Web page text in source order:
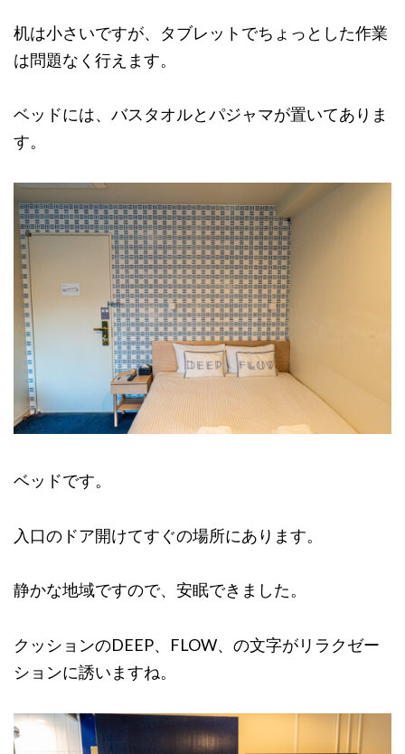
机は小さいですが、タブレットでちょっとした作業
は問題なく行えます。
ベッドには、バスタオルとパジャマが置いてありま
す。
ベッドです。
入口のドア開けてすぐの場所にあります。
静かな地域ですので、安眠できました。
クッションのDEEP、FLOW、の文字がリラクゼー
ションに誘いますね。